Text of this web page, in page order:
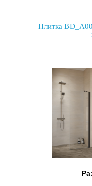
Плитка